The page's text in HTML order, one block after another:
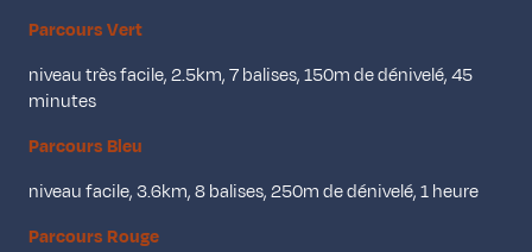
Parcours Vert
niveau très facile, 2.5km, 7 balises, 150m de dénivelé, 45
minutes
Parcours Bleu
niveau facile, 3.6km, 8 balises, 250m de dénivelé, 1 heure
Parcours Rouge